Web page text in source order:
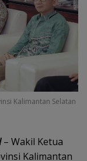
Kalimantan Selatan
– Wakil Ketua
Kalimantan